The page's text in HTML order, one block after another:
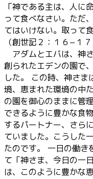
「神である主は、人に
って食べなさい。ただ
てはいけない。取って
（創世記２：１６−１７
アダムとエバは、神
創られたエデンの園で
した。 この時、神さま
境、恵まれた環境の中
の園を御心のままに管
できるように豊かな食
するパートナー、さら
ていました。こうした
たのです。 一日の働き
て「神さま、今日の一
は、このように豊かな